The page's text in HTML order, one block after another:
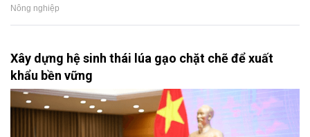
Nông nghiệp
Xây dựng hệ sinh thái lúa gạo chặt chẽ để xuất
khẩu bền vững